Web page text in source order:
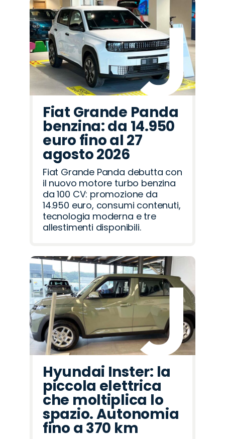
Fiat Grande Panda
benzina: da 14.950
euro fino al 27
agosto 2026
Fiat Grande Panda debutta con
il nuovo motore turbo benzina
da 100 CV: promozione da
14.950 euro, consumi contenuti,
tecnologia moderna e tre
allestimenti disponibili.
Hyundai Inster: la
piccola elettrica
che moltiplica lo
spazio. Autonomia
fino a 370 km